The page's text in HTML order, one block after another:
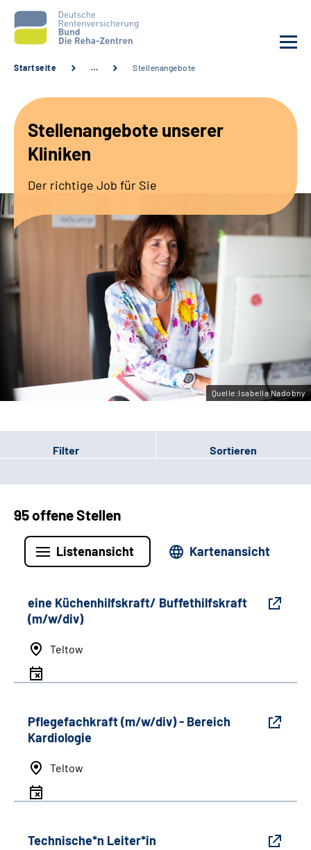
Unsere Kliniken
Sozialdienste & Zuweisende
Erweiterte Suche
Gebärdensprache
Leichte Sprache
Startseite … Stellenangebote
Stellenangebote unserer
Kliniken
Der richtige Job für Sie
Quelle:Isabella Nadobny
Filter Sortieren
95 offene Stellen
Listenansicht Kartenansicht
eine Küchenhilfskraft/ Buffethilfskraft
(m/w/div)
Teltow
Pflegefachkraft (m/w/div) - Bereich
Kardiologie
Teltow
Technische*n Leiter*in